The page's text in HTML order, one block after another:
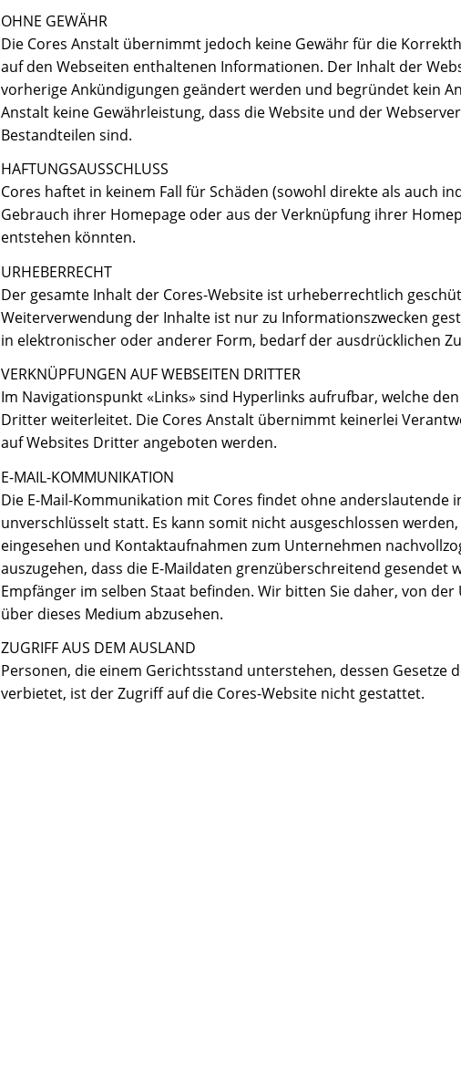
OHNE GEWÄHR
Die Cores Anstalt übernimmt jedoch keine Gewähr für die
auf den Webseiten enthaltenen Informationen. Der Inhalt der
vorherige Ankündigungen geändert werden und begründet kein
Anstalt keine Gewährleistung, dass die Website und der
Bestandteilen sind.
HAFTUNGSAUSSCHLUSS
Cores haftet in keinem Fall für Schäden (sowohl direkte als auch
Gebrauch ihrer Homepage oder aus der Verknüpfung ihrer
entstehen könnten.
URHEBERRECHT
Der gesamte Inhalt der Cores-Website ist urheberrechtlich
Weiterverwendung der Inhalte ist nur zu Informationszwecken
in elektronischer oder anderer Form, bedarf der ausdrücklichen
VERKNÜPFUNGEN AUF WEBSEITEN DRITTER
Im Navigationspunkt «Links» sind Hyperlinks aufrufbar, welche
Dritter weiterleitet. Die Cores Anstalt übernimmt keinerlei
auf Websites Dritter angeboten werden.
E-MAIL-KOMMUNIKATION
Die E-Mail-Kommunikation mit Cores findet ohne anderslautende
unverschlüsselt statt. Es kann somit nicht ausgeschlossen
eingesehen und Kontaktaufnahmen zum Unternehmen
auszugehen, dass die E-Maildaten grenzüberschreitend gesendet
Empfänger im selben Staat befinden. Wir bitten Sie daher, von
über dieses Medium abzusehen.
ZUGRIFF AUS DEM AUSLAND
Personen, die einem Gerichtsstand unterstehen, dessen Gesetze
verbietet, ist der Zugriff auf die Cores-Website nicht gestattet.